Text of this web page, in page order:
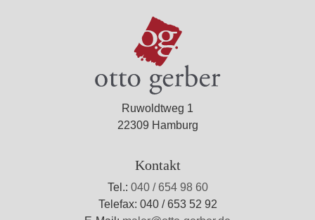
Ruwoldtweg 1
22309 Hamburg
Kontakt
Tel.: 040 / 654 98 60
Telefax: 040 / 653 52 92